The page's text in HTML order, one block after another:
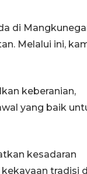
di
Melalui ini,
keberanian,
yang baik
kesadaran
tradisi